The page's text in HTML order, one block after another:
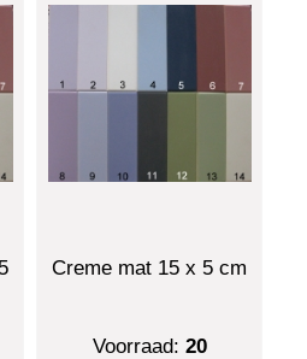
Creme mat 15 x 5 cm
Voorraad: 20